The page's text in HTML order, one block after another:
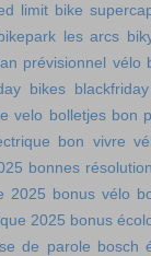
limit bike
les arcs
prévisionnel vélo
bikes
velo bolletjes bon
bon vivre
bonnes
2025 bonus vélo
2025 bonus
de parole bosch